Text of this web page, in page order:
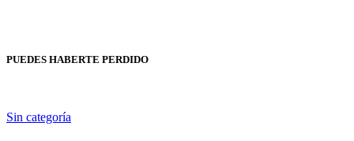
PUEDES HABERTE PERDIDO
Sin categoría